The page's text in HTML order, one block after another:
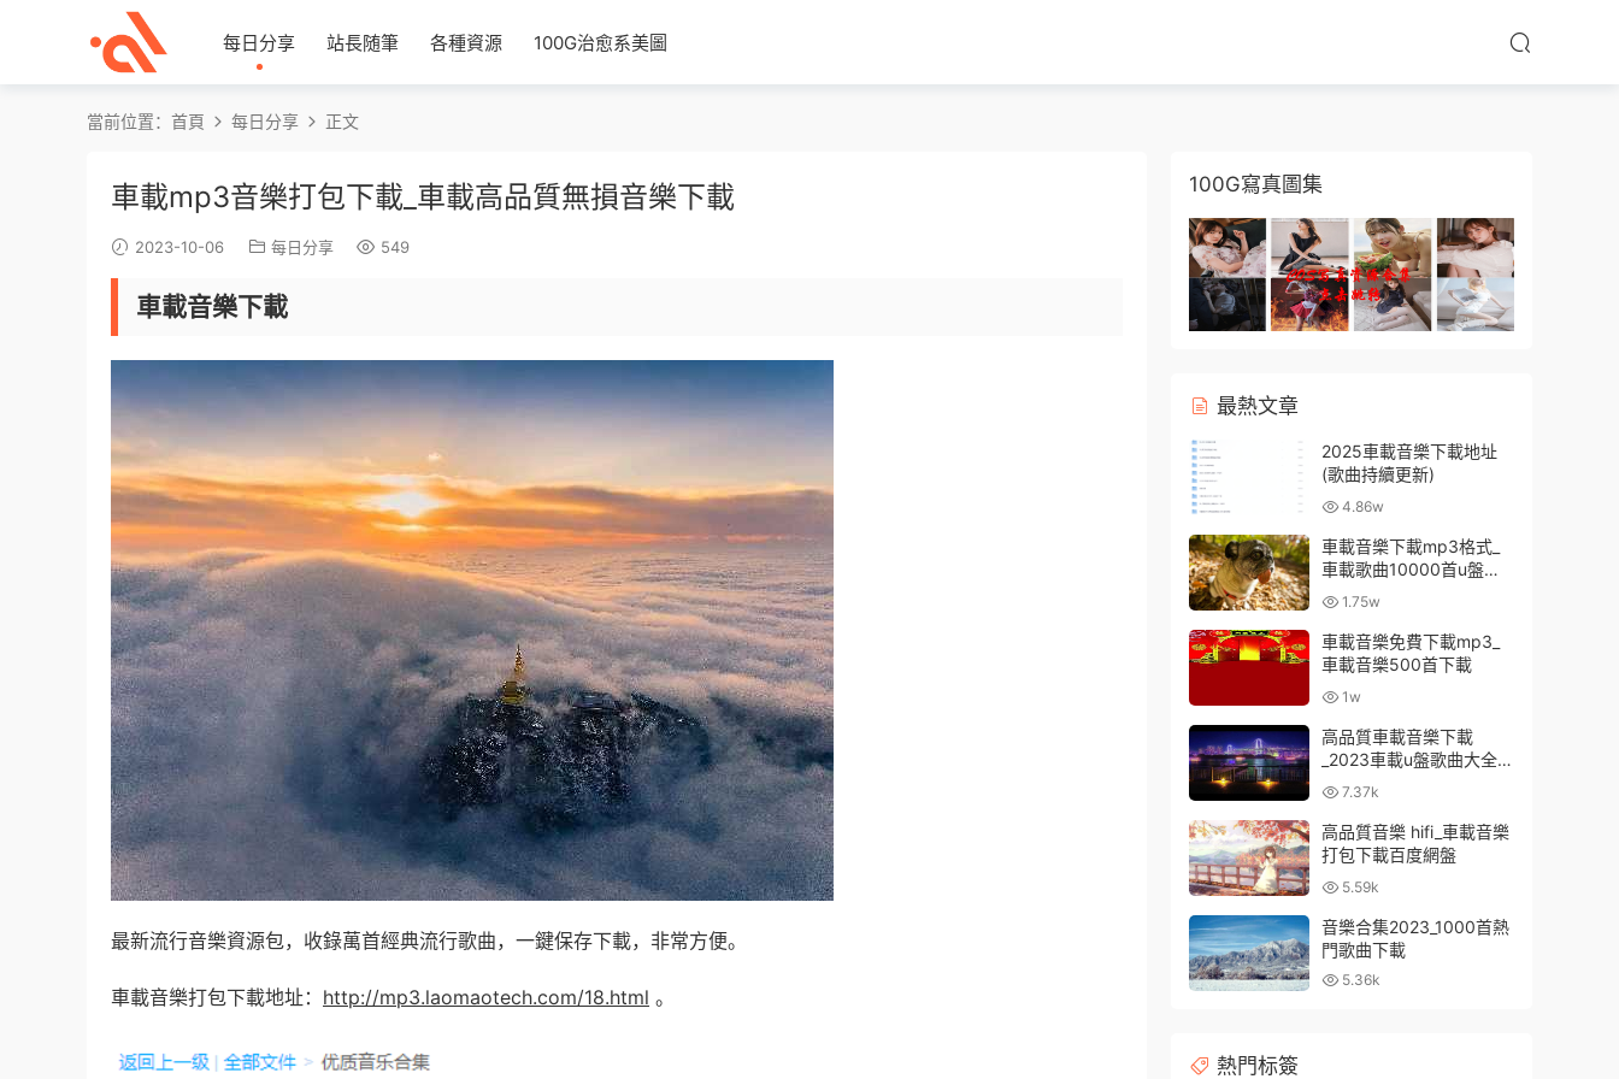
每日分享 站長随筆 各種資源 100G治愈系美圖
當前位置： 首頁 每日分享 正文
車載mp3音樂打包下載_車載高品質無損音樂下載
2023-10-06 每日分享 549
車載音樂下載
最新流行音樂資源包，收錄萬首經典流行歌曲，一鍵保存下載，非常方便。
車載音樂打包下載地址： http://mp3.laomaotech.com/18.html 。
100G寫真圖集
最熱文章
2025車載音樂下載地址
(歌曲持續更新)
4.86w
車載音樂下載mp3格式_
車載歌曲10000首u盤免
費 1.75w
車載音樂免費下載mp3_
車載音樂500首下載
1w
高品質車載音樂下載
_2023車載u盤歌曲大全下
載 7.37k
高品質音樂 hifi_車載音樂
打包下載百度網盤
5.59k
音樂合集2023_1000首熱
門歌曲下載
5.36k
熱門标簽